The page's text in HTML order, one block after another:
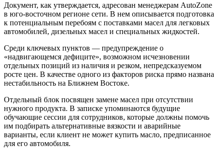
Документ, как утверждается, адресован менеджерам AutoZone
в юго-восточном регионе сети. В нем описывается подготовка
к потенциальным перебоям с поставками масел для легковых
автомобилей, дизельных масел и специальных жидкостей.
Среди ключевых пунктов — предупреждение о
«надвигающемся дефиците», возможном исчезновении
отдельных позиций из наличия и резком, непредсказуемом
росте цен. В качестве одного из факторов риска прямо названа
нестабильность на Ближнем Востоке.
Отдельный блок посвящен замене масел при отсутствии
нужного продукта. В записке упоминаются будущие
обучающие сессии для сотрудников, которые должны помочь
им подбирать альтернативные вязкости и аварийные
варианты, если клиент не может купить масло, предписанное
для его автомобиля.